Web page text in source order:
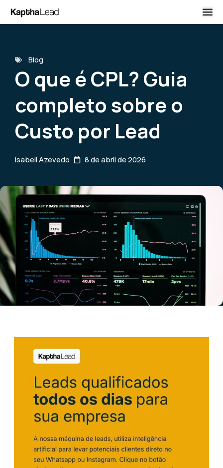
Blog
O que é CPL? Guia
completo sobre o
Custo por Lead
Isabeli Azevedo 8 de abril de 2026